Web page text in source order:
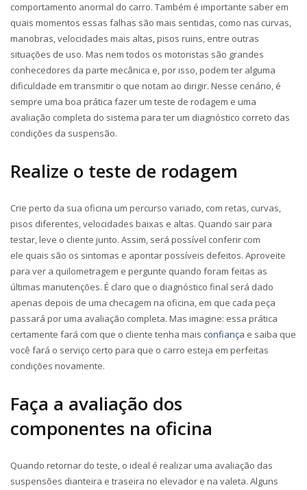
comportamento anormal do carro. Também é importante saber em
quais momentos essas falhas são mais sentidas, como nas curvas,
manobras, velocidades mais altas, pisos ruins, entre outras
situações de uso. Mas nem todos os motoristas são grandes
conhecedores da parte mecânica e, por isso, podem ter alguma
dificuldade em transmitir o que notam ao dirigir. Nesse cenário, é
sempre uma boa prática fazer um teste de rodagem e uma
avaliação completa do sistema para ter um diagnóstico correto das
condições da suspensão.
Realize o teste de rodagem
Crie perto da sua oficina um percurso variado, com retas, curvas,
pisos diferentes, velocidades baixas e altas. Quando sair para
testar, leve o cliente junto. Assim, será possível conferir com
ele quais são os sintomas e apontar possíveis defeitos. Aproveite
para ver a quilometragem e pergunte quando foram feitas as
últimas manutenções. É claro que o diagnóstico final será dado
apenas depois de uma checagem na oficina, em que cada peça
passará por uma avaliação completa. Mas imagine: essa prática
certamente fará com que o cliente tenha mais confiança e saiba que
você fará o serviço certo para que o carro esteja em perfeitas
condições novamente.
Faça a avaliação dos
componentes na oficina
Quando retornar do teste, o ideal é realizar uma avaliação das
suspensões dianteira e traseira no elevador e na valeta. Alguns